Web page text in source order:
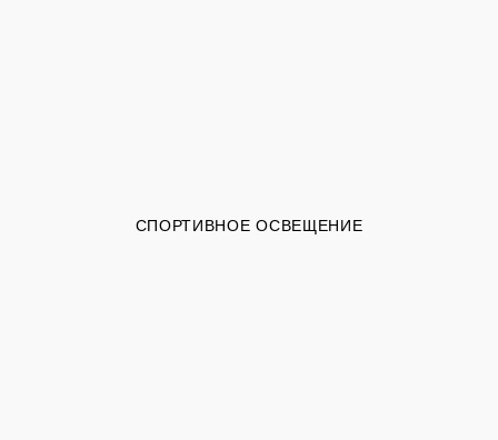
СПОРТИВНОЕ ОСВЕЩЕНИЕ